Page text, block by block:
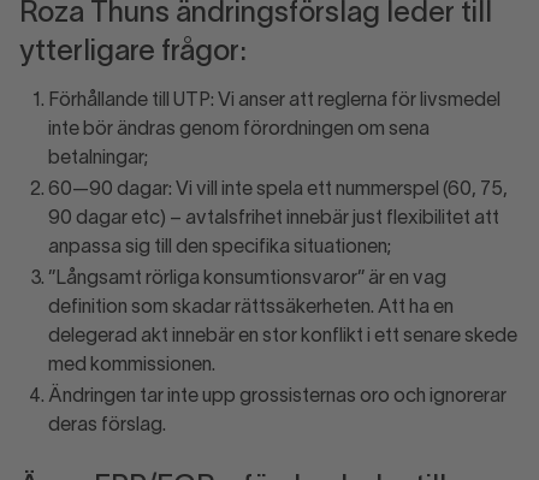
Roza Thuns ändringsförslag leder till
ytterligare frågor:
Förhållande till UTP: Vi anser att reglerna för livsmedel
inte bör ändras genom förordningen om sena
betalningar;
60—90 dagar: Vi vill inte spela ett nummerspel (60, 75,
90 dagar etc) – avtalsfrihet innebär just flexibilitet att
anpassa sig till den specifika situationen;
”Långsamt rörliga konsumtionsvaror” är en vag
definition som skadar rättssäkerheten. Att ha en
delegerad akt innebär en stor konflikt i ett senare skede
med kommissionen.
Ändringen tar inte upp grossisternas oro och ignorerar
deras förslag.